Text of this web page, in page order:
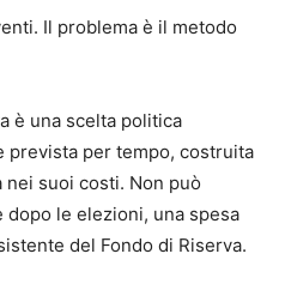
Il problema è il metodo
è una scelta politica
prevista per tempo, costruita
suoi costi. Non può
le elezioni, una spesa
del Fondo di Riserva.